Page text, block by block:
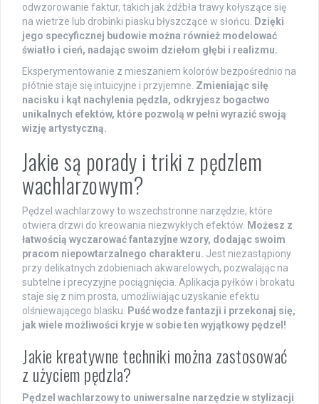
odwzorowanie faktur, takich jak źdźbła trawy kołyszące się
na wietrze lub drobinki piasku błyszczące w słońcu.
Dzięki
jego specyficznej budowie można również modelować
światło i cień, nadając swoim dziełom głębi i realizmu.
Eksperymentowanie z mieszaniem kolorów bezpośrednio na
płótnie staje się intuicyjne i przyjemne. Zmieniając siłę
nacisku i kąt nachylenia pędzla, odkryjesz bogactwo
unikalnych efektów, które pozwolą w pełni wyrazić swoją
wizję artystyczną.
Jakie są porady i triki z pędzlem
wachlarzowym?
Pędzel wachlarzowy to wszechstronne narzędzie, które
otwiera drzwi do kreowania niezwykłych efektów. Możesz z
łatwością wyczarować fantazyjne wzory, dodając swoim
pracom niepowtarzalnego charakteru. Jest niezastąpiony
przy delikatnych zdobieniach akwarelowych, pozwalając na
subtelne i precyzyjne pociągnięcia. Aplikacja pyłków i brokatu
staje się z nim prosta, umożliwiając uzyskanie efektu
olśniewającego blasku.
Puść wodze fantazji i przekonaj się,
jak wiele możliwości kryje w sobie ten wyjątkowy pędzel!
Jakie kreatywne techniki można zastosować
z użyciem pędzla?
Pędzel wachlarzowy to uniwersalne narzędzie w stylizacji